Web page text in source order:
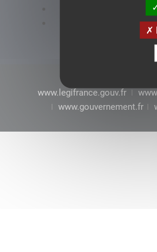
www.legifrance.gouv.fr
www.gouvernement.fr